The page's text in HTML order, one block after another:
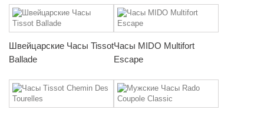
Швейцарские Часы Tissot
Ballade
Часы MIDO Multifort
Escape